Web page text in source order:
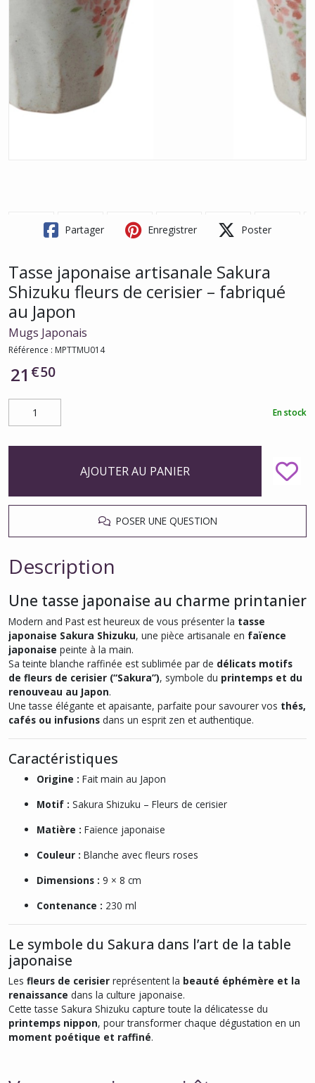
Partager Enregistrer Poster
Tasse japonaise artisanale Sakura
Shizuku fleurs de cerisier – fabriqué
au Japon
Mugs Japonais
Référence : MPTTMU014
21 €50
En stock
AJOUTER AU PANIER
POSER UNE QUESTION
Description
Une tasse japonaise au charme printanier
Modern and Past est heureux de vous présenter la tasse
japonaise Sakura Shizuku, une pièce artisanale en faïence
japonaise peinte à la main.
Sa teinte blanche raffinée est sublimée par de délicats motifs
de fleurs de cerisier (“Sakura”), symbole du printemps et du
renouveau au Japon.
Une tasse élégante et apaisante, parfaite pour savourer vos thés,
cafés ou infusions dans un esprit zen et authentique.
Caractéristiques
Origine : Fait main au Japon
Motif : Sakura Shizuku – Fleurs de cerisier
Matière : Faïence japonaise
Couleur : Blanche avec fleurs roses
Dimensions : 9 × 8 cm
Contenance : 230 ml
Le symbole du Sakura dans l’art de la table
japonaise
Les fleurs de cerisier représentent la beauté éphémère et la
renaissance dans la culture japonaise.
Cette tasse Sakura Shizuku capture toute la délicatesse du
printemps nippon, pour transformer chaque dégustation en un
moment poétique et raffiné.